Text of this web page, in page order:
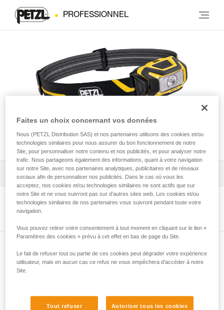
PROFESSIONNEL
ARIA® 1R
Télécharger la notice technique (PDF)
Technical Notice
Voir la page produit
Abonnez-vous à la newsletter
et restez connecté à notre actualité
Faites un choix concernant vos données
Nous (PETZL Distribution SAS) et nos partenaires utilisons des cookies et/ou
technologies similaires pour nous assurer du bon fonctionnement de notre
Site, pour personnaliser notre contenu et nos publicités, et pour analyser notre
trafic. Nous partageons également des informations, quant à votre navigation
sur notre Site, avec nos partenaires analytiques, publicitaires et de réseaux
sociaux afin de personnaliser nos publicités. Dans le cas où vous les
acceptez, nos cookies et/ou technologies similaires ne sont actifs que sur
notre Site et ne vous suivront pas sur d’autres sites web. Les cookies et/ou
technologies similaires de nos partenaires vous suivront pendant toute votre
navigation.
Vous pouvez retirer votre consentement à tout moment en cliquant sur le lien «
Paramètres des cookies » prévu à cet effet en bas de page du Site.
Le fait de refuser tout ou partie de ces cookies peut dégrader votre expérience
utilisateur, mais en aucun cas ce refus ne vous empêchera d’accéder à notre
Site.
Tout refuser Autoriser tous les cookies